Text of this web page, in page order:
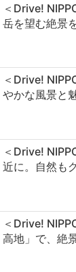
＜Drive!
岳を望む絶景
＜Drive!
やかな風景と
＜Drive!
近に。自然も
＜Drive!
高地」で、絶